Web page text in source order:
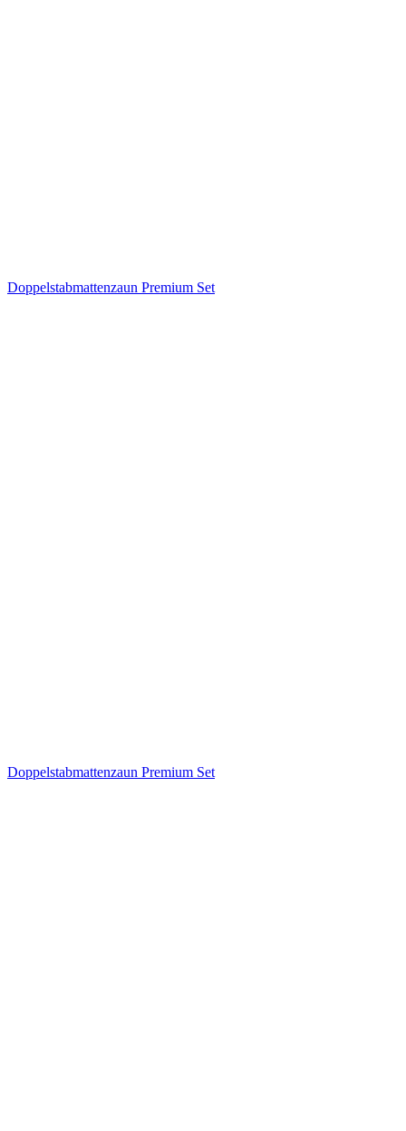
Doppelstabmattenzaun Premium Set
Doppelstabmattenzaun Premium Set